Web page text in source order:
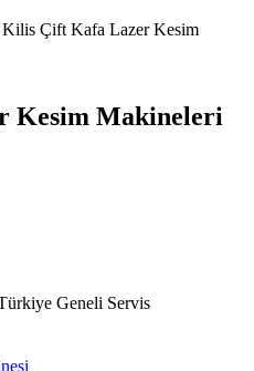
Kilis Çift Kafa Lazer Kesim
Kesim Makineleri
Geneli Servis